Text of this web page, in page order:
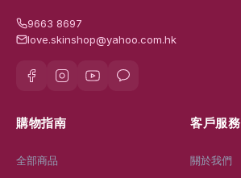
9663 8697
love.skinshop@yahoo.com.hk
購物指南
全部商品
客戶服務
關於我們